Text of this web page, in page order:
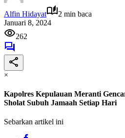
Alfin Hidayat
2 min baca
Januari 8, 2024
262
×
Kapolres Kepulauan Meranti
Sholat Subuh Jamaah Setiap Hari
Sebarkan artikel ini